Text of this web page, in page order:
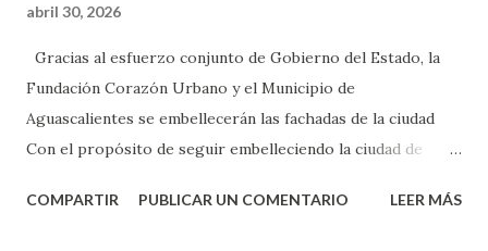
abril 30, 2026
Gracias al esfuerzo conjunto de Gobierno del Estado, la
Fundación Corazón Urbano y el Municipio de
Aguascalientes se embellecerán las fachadas de la ciudad
Con el propósito de seguir embelleciendo la ciudad de
municipal, Leo Montañez dio inicio al programa
COMPARTIR PUBLICAR UN COMENTARIO LEER MÁS